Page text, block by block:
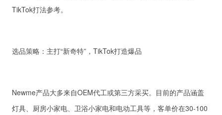
TikTok打法参考。
选品策略：主打“新奇特”，TikTok打造爆品
Newme产品大多来自OEM代工或第三方采买。目前的产品涵盖
灯具、厨房小家电、卫浴小家电和电动工具等，客单价在30-100